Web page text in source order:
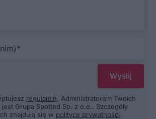
regulamin. Administratorem Twoich
Grupa Spotted Sp. z o.o.. Szczegóły
znajdują się w polityce prywatności.